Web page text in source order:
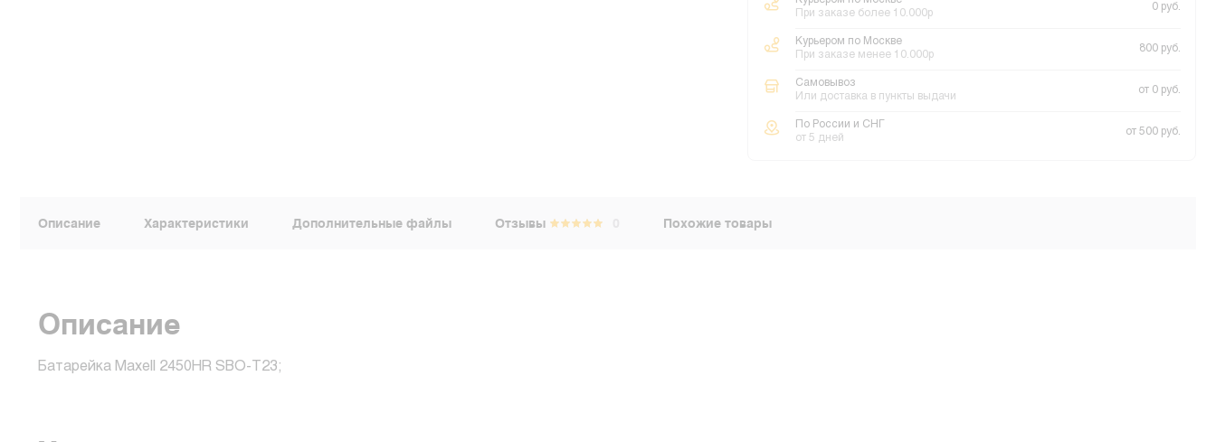
При заказе более 10.000р
0 руб.
Курьером по Москве
При заказе менее 10.000р
800 руб.
Самовывоз
Или доставка в пункты выдачи
от 0 руб.
По России и СНГ
от 5 дней
от 500 руб.
Описание Характеристики Дополнительные файлы Отзывы Похожие товары
Описание
Батарейка Maxell 2450HR SBO-T23;